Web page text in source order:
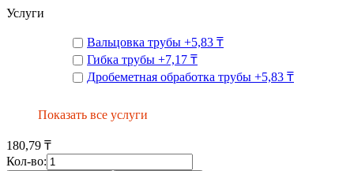
Услуги
Вальцовка трубы +5,83 ₸
Гибка трубы +7,17 ₸
Дробеметная обработка трубы +5,83 ₸
Показать все услуги
180,79 ₸
Кол-во: